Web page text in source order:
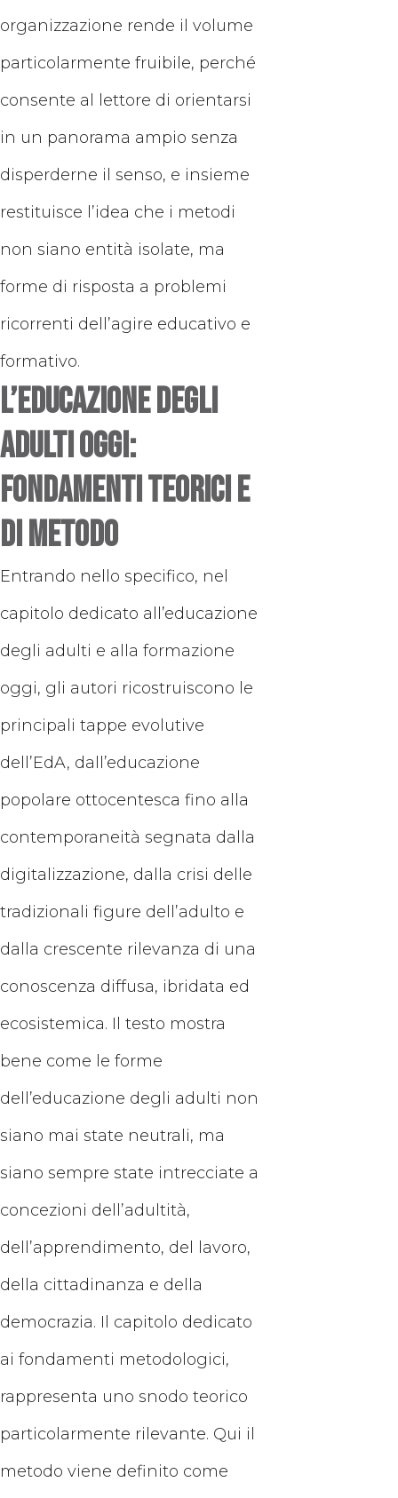
organizzazione rende il volume
particolarmente fruibile, perché
consente al lettore di orientarsi
in un panorama ampio senza
disperderne il senso, e insieme
restituisce l’idea che i metodi
non siano entità isolate, ma
forme di risposta a problemi
ricorrenti dell’agire educativo e
formativo.
L’educazione degli
adulti oggi:
fondamenti teorici e
di metodo
Entrando nello specifico, nel
capitolo dedicato all’educazione
degli adulti e alla formazione
oggi, gli autori ricostruiscono le
principali tappe evolutive
dell’EdA, dall’educazione
popolare ottocentesca fino alla
contemporaneità segnata dalla
digitalizzazione, dalla crisi delle
tradizionali figure dell’adulto e
dalla crescente rilevanza di una
conoscenza diffusa, ibridata ed
ecosistemica. Il testo mostra
bene come le forme
dell’educazione degli adulti non
siano mai state neutrali, ma
siano sempre state intrecciate a
concezioni dell’adultità,
dell’apprendimento, del lavoro,
della cittadinanza e della
democrazia. Il capitolo dedicato
ai fondamenti metodologici,
rappresenta uno snodo teorico
particolarmente rilevante. Qui il
metodo viene definito come